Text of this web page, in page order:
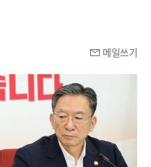
메일쓰기